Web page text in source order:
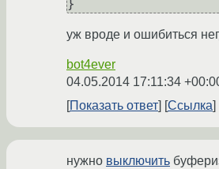
уж вроде и ошибиться
bot4ever
04.05.2014 17:11:34
Показать ответ Ссылка
нужно выключить